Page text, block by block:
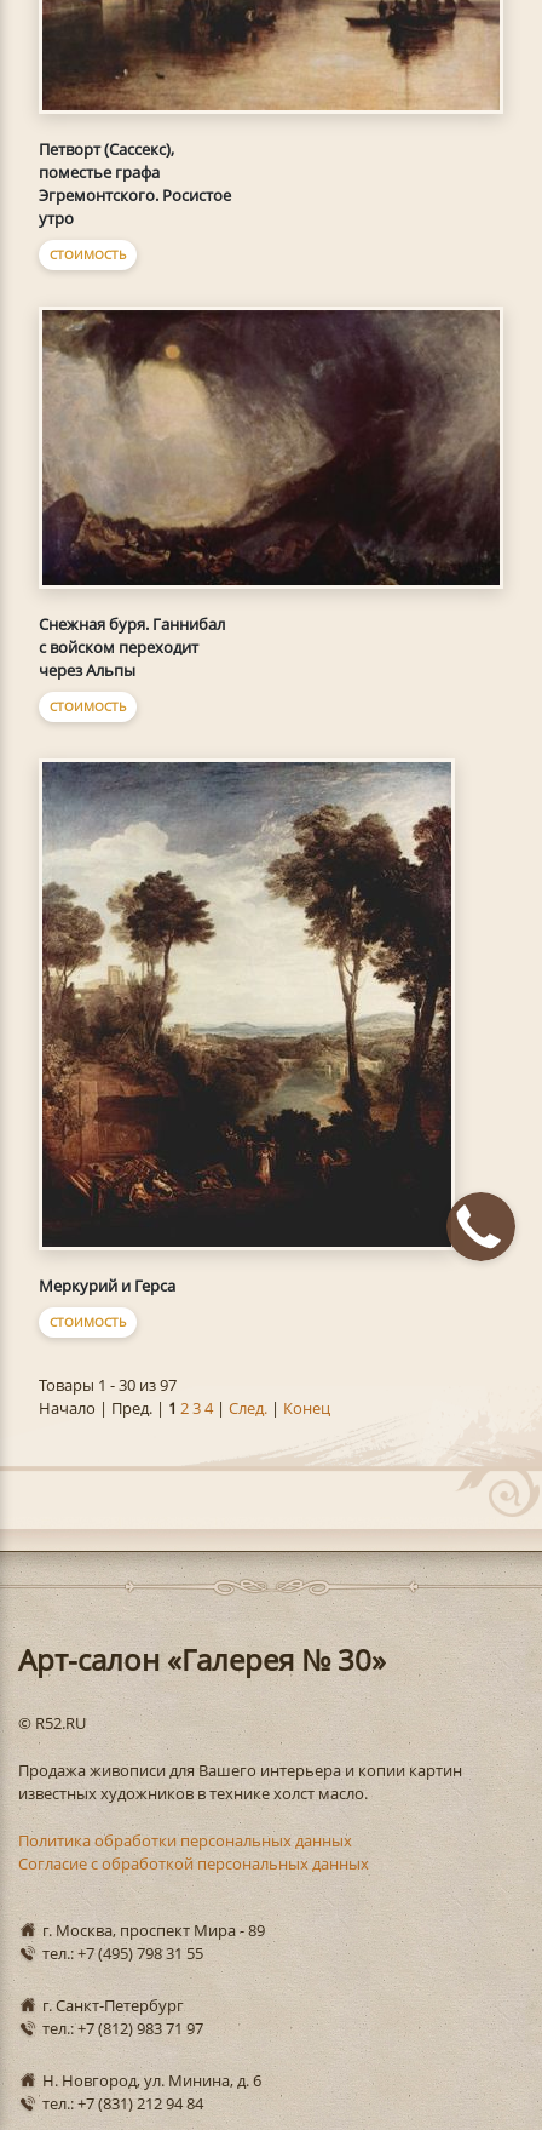
Петворт (Сассекс),
поместье графа
Эгремонтского. Росистое
утро
СТОИМОСТЬ
Снежная буря. Ганнибал
с войском переходит
через Альпы
СТОИМОСТЬ
Меркурий и Герса
СТОИМОСТЬ
Товары 1 - 30 из 97
Начало | Пред. | 1 234| След. | Конец
Арт-салон «Галерея № 30»
© R52.RU
Продажа живописи для Вашего интерьера и копии картин
известных художников в технике холст масло.
Политика обработки персональных данных
Согласие с обработкой персональных данных
г. Москва, проспект Мира - 89
тел.: +7 (495) 798 31 55
г. Санкт-Петербург
тел.: +7 (812) 983 71 97
Н. Новгород, ул. Минина, д. 6
тел.: +7 (831) 212 94 84